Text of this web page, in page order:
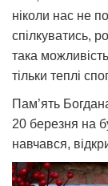
ніколи нас не
спілкуватись,
така
тільки теплі
Пам’ять
20 березня на
навчався,